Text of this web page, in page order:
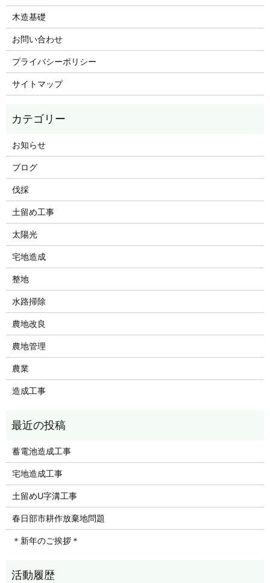
木造基礎
お問い合わせ
プライバシーポリシー
サイトマップ
お知らせ
ブログ
伐採
土留め工事
太陽光
宅地造成
整地
水路掃除
農地改良
農地管理
農業
造成工事
蓄電池造成工事
宅地造成工事
土留めU字溝工事
春日部市耕作放棄地問題
＊新年のご挨拶＊